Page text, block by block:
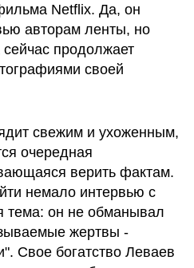
Netflix. Да, он
авторам ленты, но
продолжает
своей
свежим и ухоженным,
очередная
верить фактам.
немало интервью с
тема: он не обманывал
жертвы -
Свое богатство Леваев